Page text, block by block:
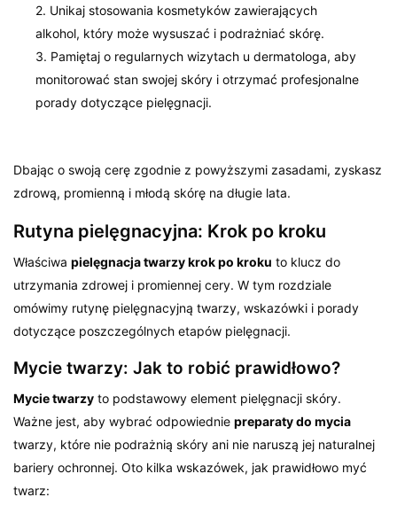
2. Unikaj stosowania kosmetyków zawierających
alkohol, który może wysuszać i podrażniać skórę.
3. Pamiętaj o regularnych wizytach u dermatologa, aby
monitorować stan swojej skóry i otrzymać profesjonalne
porady dotyczące pielęgnacji.
Dbając o swoją cerę zgodnie z powyższymi zasadami, zyskasz
zdrową, promienną i młodą skórę na długie lata.
Rutyna pielęgnacyjna: Krok po kroku
Właściwapielęgnacja twarzy krok po kroku to klucz do
utrzymania zdrowej i promiennej cery. W tym rozdziale
omówimy rutynę pielęgnacyjną twarzy, wskazówki i porady
dotyczące poszczególnych etapów pielęgnacji.
Mycie twarzy: Jak to robić prawidłowo?
Mycie twarzy to podstawowy element pielęgnacji skóry.
Ważne jest, aby wybrać odpowiedniepreparaty do mycia
twarzy, które nie podrażnią skóry ani nie naruszą jej naturalnej
bariery ochronnej. Oto kilka wskazówek, jak prawidłowo myć
twarz: